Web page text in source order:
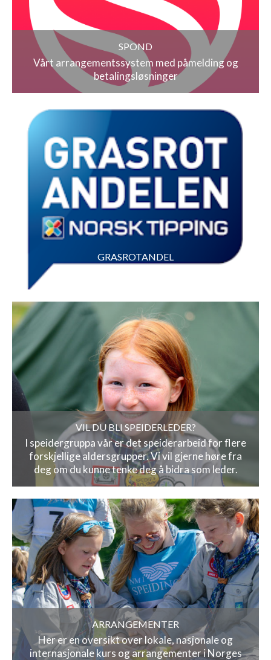
SPOND
Vårt arrangementssystem med påmelding og
betalingsløsninger
GRASROTANDEL
VIL DU BLI SPEIDERLEDER?
I speidergruppa vår er det speiderarbeid for flere
forskjellige aldersgrupper. Vi vil gjerne høre fra
deg om du kunne tenke deg å bidra som leder.
ARRANGEMENTER
Her er en oversikt over lokale, nasjonale og
internasjonale kurs og arrangementer i Norges